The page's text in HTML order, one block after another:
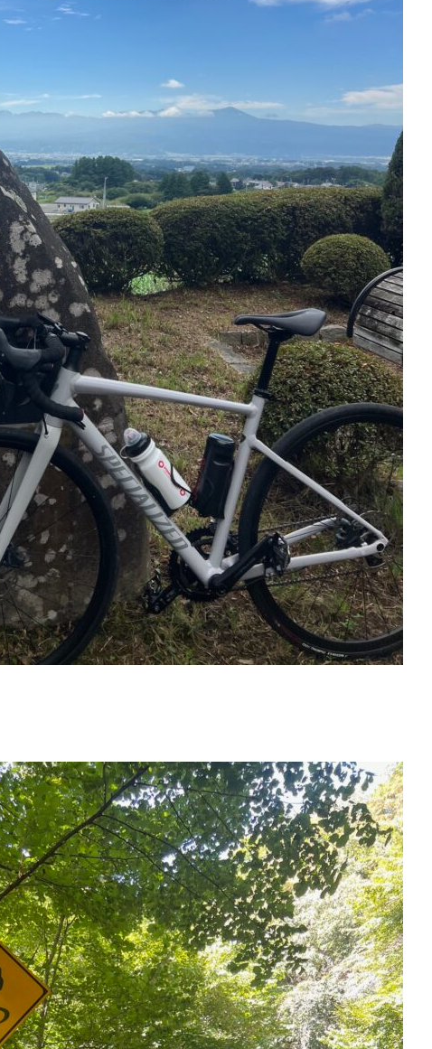
お問い合わせはこちら
お問い合わせはこちら